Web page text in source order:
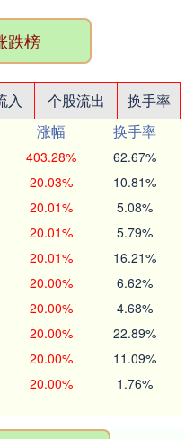
跌榜
入 个股流出
换手率
涨幅
换手率
403.28% 62.67%
20.03% 10.81%
20.01% 5.08%
20.01% 5.79%
20.01% 16.21%
20.00% 6.62%
20.00% 4.68%
20.00% 22.89%
20.00% 11.09%
20.00% 1.76%